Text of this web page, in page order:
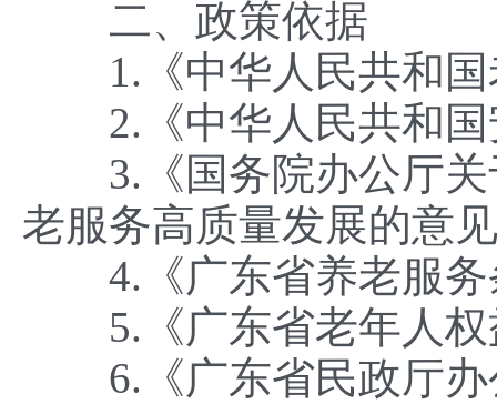
二、政策依据
1.《中华人民共和国
2.《中华人民共和国
3.《国务院办公厅关
老服务高质量发展的意
4.《广东省养老服务
5.《广东省老年人权
6.《广东省民政厅办